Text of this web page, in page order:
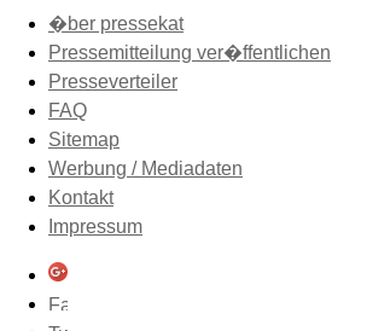
�ber pressekat
Pressemitteilung ver�ffentlichen
Presseverteiler
FAQ
Sitemap
Werbung / Mediadaten
Kontakt
Impressum